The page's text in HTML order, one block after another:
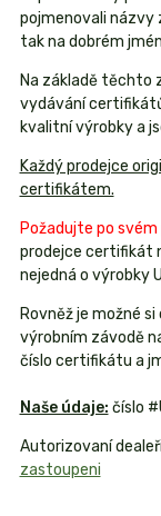
pojmenovali názvy
tak na dobrém
Na základě těchto
vydávání
kvalitní výrobky a
Každý prodejce
certifikátem.
Požadujte po
prodejce certifikát
nejedná o výrobky
Rovněž je možné
výrobním závodě
číslo certifikátu a
Naše údaje: číslo
Autorizovaní
zastoupeni